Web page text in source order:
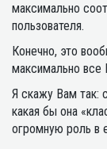
максимально
пользователя.
Конечно, это
максимально все
Я скажу Вам так:
какая бы она
огромную роль в